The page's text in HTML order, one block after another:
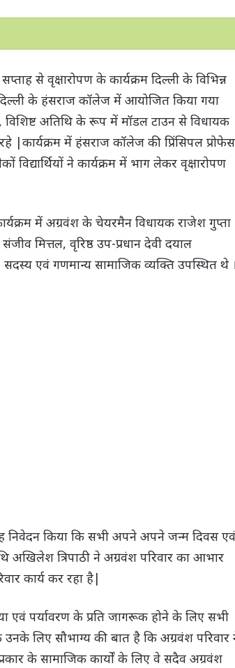
से वृक्षारोपण के कार्यक्रम दिल्ली के विभिन्न
के हंसराज कॉलेज में आयोजित किया गया
विशिष्ट अतिथि के रूप में मॉडल टाउन से विधायक
|कार्यक्रम में हंसराज कॉलेज की प्रिंसिपल
ने कार्यक्रम में भाग लेकर वृक्षारोपण
में अग्रवंश के चेयरमैन विधायक राजेश गुप्ता
मित्तल, वृरिष्ठ उप-प्रधान देवी दयाल
एवं गणमान्य सामाजिक व्यक्ति उपस्थित थे
निवेदन किया कि सभी अपने अपने जन्म दिवस एवं
अखिलेश त्रिपाठी ने अग्रवंश परिवार का आभार
कार्य कर रहा है|
पर्यावरण के प्रति जागरूक होने के लिए सभी
लिए सौभाग्य की बात है कि अग्रवंश परिवार
के सामाजिक कार्यों के लिए वे सदैव अग्रवंश